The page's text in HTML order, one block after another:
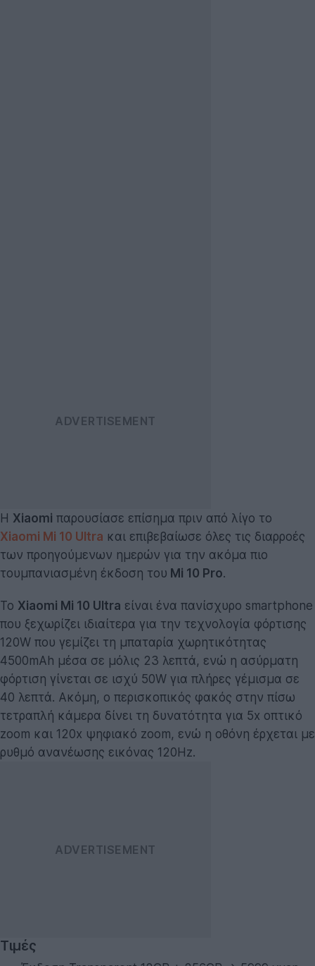
Η Xiaomi παρουσίασε επίσημα πριν από λίγο το
Xiaomi Mi 10 Ultra και επιβεβαίωσε όλες τις διαρροές
των προηγούμενων ημερών για την ακόμα πιο
τουμπανιασμένη έκδοση του Mi 10 Pro.
Το Xiaomi Mi 10 Ultra είναι ένα πανίσχυρο smartphone
που ξεχωρίζει ιδιαίτερα για την τεχνολογία φόρτισης
120W που γεμίζει τη μπαταρία χωρητικότητας
4500mAh μέσα σε μόλις 23 λεπτά, ενώ η ασύρματη
φόρτιση γίνεται σε ισχύ 50W για πλήρες γέμισμα σε
40 λεπτά. Ακόμη, ο περισκοπικός φακός στην πίσω
τετραπλή κάμερα δίνει τη δυνατότητα για 5x οπτικό
zoom και 120x ψηφιακό zoom, ενώ η οθόνη έρχεται με
ρυθμό ανανέωσης εικόνας 120Hz.
Τιμές